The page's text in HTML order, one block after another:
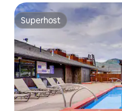
Superhost
Superhost